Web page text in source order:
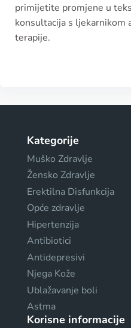
primijetite promjene u
konsultacija s ljekarnikom
terapije.
Kategorije
Muško Zdravlje
Žensko Zdravlje
Erektilna Disfunkcija
Opće zdravlje
Hipertenzija
Antibiotici
Antidepresivi
Njega Kože
Ublažavanje boli
Astma
Korisne informacije